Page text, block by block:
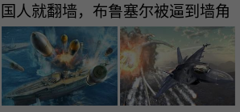
人就翻墙，布鲁塞尔被逼到墙角